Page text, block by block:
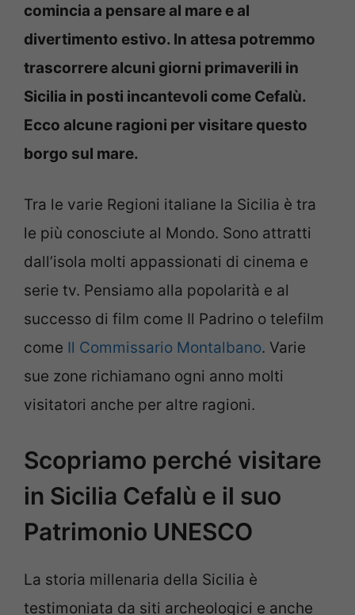
comincia a pensare al mare e al
divertimento estivo. In attesa potremmo
trascorrere alcuni giorni primaverili in
Sicilia in posti incantevoli come Cefalù.
Ecco alcune ragioni per visitare questo
borgo sul mare.
Tra le varie Regioni italiane la Sicilia è tra
le più conosciute al Mondo. Sono attratti
dall’isola molti appassionati di cinema e
serie tv. Pensiamo alla popolarità e al
successo di film come Il Padrino o telefilm
come Il Commissario Montalbano. Varie
sue zone richiamano ogni anno molti
visitatori anche per altre ragioni.
Scopriamo perché visitare
in Sicilia Cefalù e il suo
Patrimonio UNESCO
La storia millenaria della Sicilia è
testimoniata da siti archeologici e anche